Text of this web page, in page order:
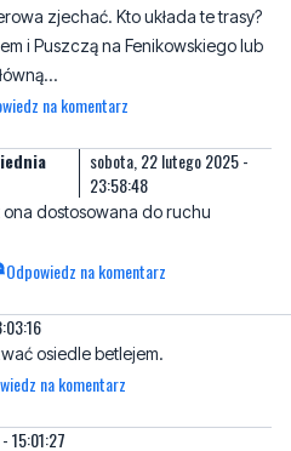
zjechać. Kto układa te trasy?
i Puszczą na Fenikowskiego lub
na komentarz
sobota, 22 lutego 2025 -
23:58:48
dostosowana do ruchu
Odpowiedz na komentarz
osiedle betlejem.
na komentarz
15:01:27